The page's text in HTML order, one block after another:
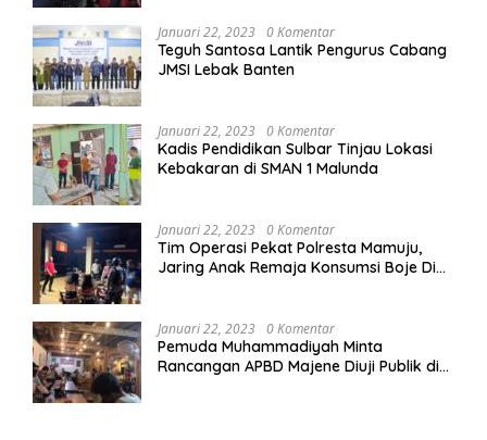
Januari 22, 2023 0 Komentar
Teguh Santosa Lantik Pengurus Cabang
JMSI Lebak Banten
Januari 22, 2023 0 Komentar
Kadis Pendidikan Sulbar Tinjau Lokasi
Kebakaran di SMAN 1 Malunda
Januari 22, 2023 0 Komentar
Tim Operasi Pekat Polresta Mamuju,
Jaring Anak Remaja Konsumsi Boje Di
Januari 22, 2023 0 Komentar
Pemuda Muhammadiyah Minta
Rancangan APBD Majene Diuji Publik di